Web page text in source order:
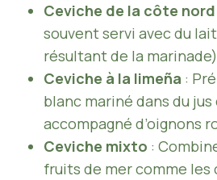
Ceviche de la côte nord
souvent servi avec du
résultant de la
Ceviche à la limeña :
blanc mariné dans du
accompagné d’oignons
Ceviche mixto :
fruits de mer comme les